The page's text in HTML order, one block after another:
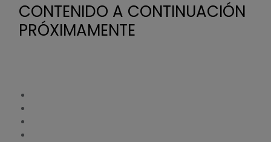
CONTENIDO A CONTINUACIÓN
PRÓXIMAMENTE